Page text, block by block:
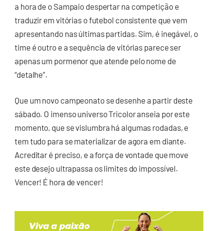
a hora de o Sampaio despertar na competição e
traduzir em vitórias o futebol consistente que vem
apresentando nas últimas partidas. Sim, é inegável, o
time é outro e a sequência de vitórias parece ser
apenas um pormenor que atende pelo nome de
“detalhe”.
Que um novo campeonato se desenhe a partir deste
sábado. O imenso universo Tricolor anseia por este
momento, que se vislumbra há algumas rodadas, e
tem tudo para se materializar de agora em diante.
Acreditar é preciso, e a força de vontade que move
este desejo ultrapassa os limites do impossível.
Vencer! É hora de vencer!